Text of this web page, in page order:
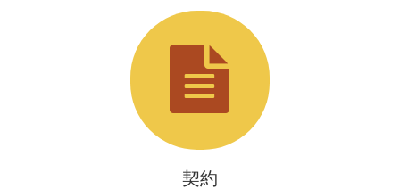
契約